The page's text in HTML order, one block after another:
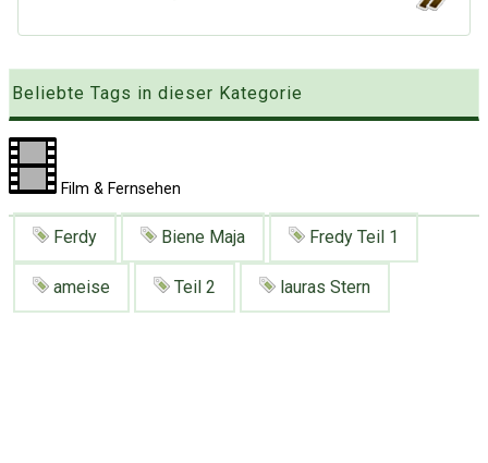
Kategoriewolke
Beliebte Tags in dieser Kategorie
Film & Fernsehen
Ferdy Biene Maja Fredy Teil 1
ameise Teil 2 lauras Stern